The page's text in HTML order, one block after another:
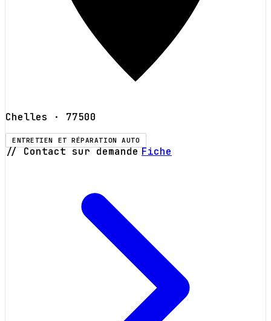
Chelles · 77500
ENTRETIEN ET RÉPARATION AUTO
// Contact sur demande Fiche